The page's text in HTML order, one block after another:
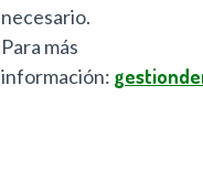
necesario.
Para más
información: